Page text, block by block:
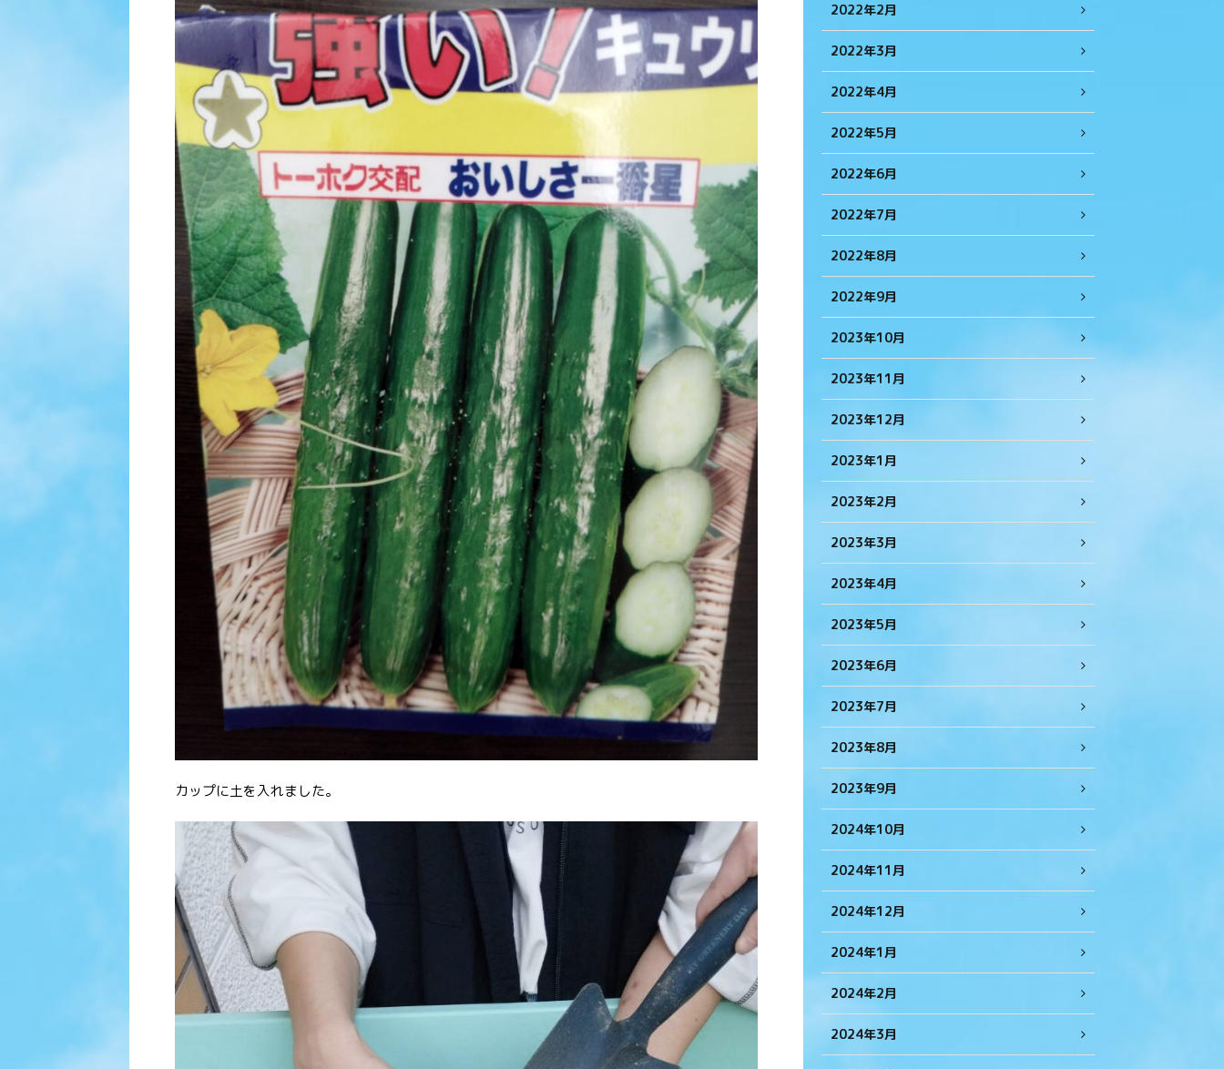
カップに土を入れました。
2022年2月
2022年3月
2022年4月
2022年5月
2022年6月
2022年7月
2022年8月
2022年9月
2023年10月
2023年11月
2023年12月
2023年1月
2023年2月
2023年3月
2023年4月
2023年5月
2023年6月
2023年7月
2023年8月
2023年9月
2024年10月
2024年11月
2024年12月
2024年1月
2024年2月
2024年3月